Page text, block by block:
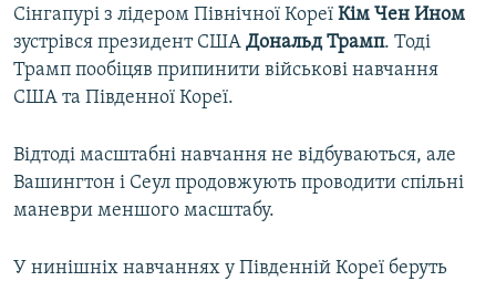
Сінгапурі з лідером Північної Кореї Кім Чен Ином
зустрівся президент США Дональд Трамп. Тоді
Трамп пообіцяв припинити військові навчання
США та Південної Кореї.
Відтоді масштабні навчання не відбуваються, але
Вашингтон і Сеул продовжують проводити спільні
маневри меншого масштабу.
У нинішніх навчаннях у Південній Кореї беруть